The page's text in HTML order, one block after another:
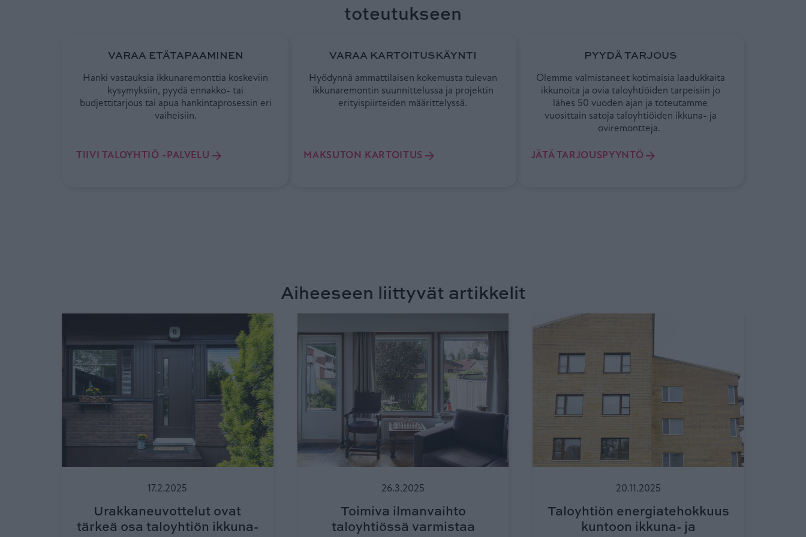
toteutukseen
VARAA ETÄTAPAAMINEN
Hanki vastauksia ikkunaremonttia koskeviin
kysymyksiin, pyydä ennakko- tai
budjettitarjous tai apua hankintaprosessin eri
vaiheisiin.
TIIVI TALOYHTIÖ -PALVELU
VARAA KARTOITUSKÄYNTI
Hyödynnä ammattilaisen kokemusta tulevan
ikkunaremontin suunnittelussa ja projektin
erityispiirteiden määrittelyssä.
MAKSUTON KARTOITUS
PYYDÄ TARJOUS
Olemme valmistaneet kotimaisia laadukkaita
ikkunoita ja ovia taloyhtiöiden tarpeisiin jo
lähes 50 vuoden ajan ja toteutamme
vuosittain satoja taloyhtiöiden ikkuna- ja
oviremontteja.
JÄTÄ TARJOUSPYYNTÖ
Aiheeseen liittyvät artikkelit
17.2.2025
Urakkaneuvottelut ovat
tärkeä osa taloyhtiön ikkuna-
26.3.2025
Toimiva ilmanvaihto
taloyhtiössä varmistaa
20.11.2025
Taloyhtiön energiatehokkuus
kuntoon ikkuna- ja